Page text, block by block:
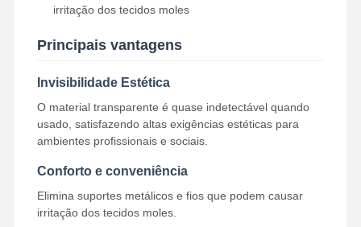
Finê de Emax
Barra do implante dental
Porcelana fundida a metal
Ponte de zircônio
Dispositivo de ortodoncia removível
Próteses Parciais Metálicas
irritação dos tecidos moles
Principais vantagens
Invisibilidade Estética
O material transparente é quase indetectável quando
usado, satisfazendo altas exigências estéticas para
ambientes profissionais e sociais.
Conforto e conveniência
Elimina suportes metálicos e fios que podem causar
irritação dos tecidos moles.